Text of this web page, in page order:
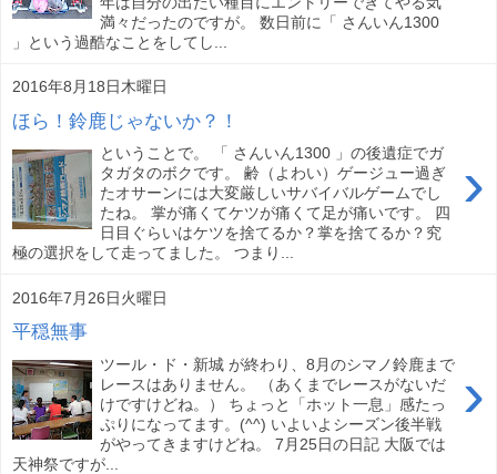
満々だったのですが。 数日前に「 さんいん1300
」という過酷なことをしてし...
2016年8月18日木曜日
ほら！鈴鹿じゃないか？！
›
ということで。 「 さんいん1300 」の後遺症でガ
タガタのボクです。 齢（よわい）ゲージュー過ぎ
たオサーンには大変厳しいサバイバルゲームでし
たね。 掌が痛くてケツが痛くて足が痛いです。 四
日目ぐらいはケツを捨てるか？掌を捨てるか？究
極の選択をして走ってました。 つまり...
2016年7月26日火曜日
平穏無事
›
ツール・ド・新城 が終わり、8月のシマノ鈴鹿まで
レースはありません。 （あくまでレースがないだ
けですけどね。） ちょっと「ホット一息」感たっ
ぷりになってます。(^^) いよいよシーズン後半戦
がやってきますけどね。 7月25日の日記 大阪では
天神祭ですが...